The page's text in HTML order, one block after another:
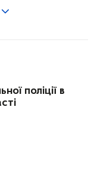
поліції в